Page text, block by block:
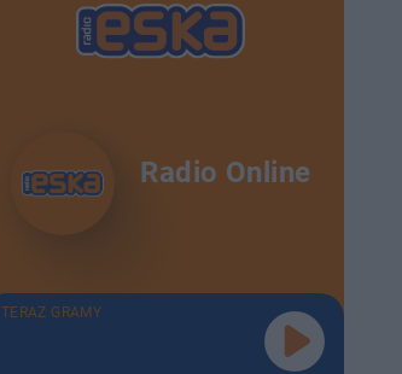
Radio Online
TERAZ GRAMY